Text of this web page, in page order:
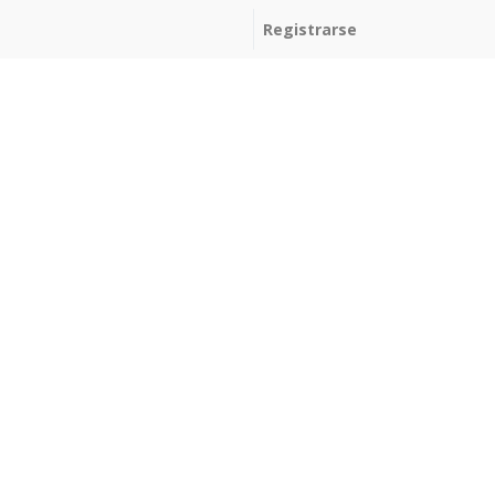
Registrarse